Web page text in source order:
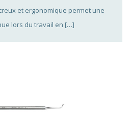
et ergonomique permet une
lors du travail en […]